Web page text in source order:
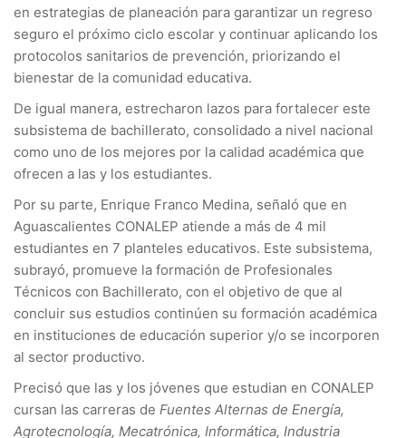
en estrategias de planeación para garantizar un regreso
seguro el próximo ciclo escolar y continuar aplicando los
protocolos sanitarios de prevención, priorizando el
bienestar de la comunidad educativa.
De igual manera, estrecharon lazos para fortalecer este
subsistema de bachillerato, consolidado a nivel nacional
como uno de los mejores por la calidad académica que
ofrecen a las y los estudiantes.
Por su parte, Enrique Franco Medina, señaló que en
Aguascalientes CONALEP atiende a más de 4 mil
estudiantes en 7 planteles educativos. Este subsistema,
subrayó, promueve la formación de Profesionales
Técnicos con Bachillerato, con el objetivo de que al
concluir sus estudios continúen su formación académica
en instituciones de educación superior y/o se incorporen
al sector productivo.
Precisó que las y los jóvenes que estudian en CONALEP
cursan las carreras de Fuentes Alternas de Energía,
Agrotecnología, Mecatrónica, Informática, Industria